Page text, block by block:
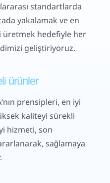
standartlarda
yakalamak ve en
hedefiyle her
geliştiriyoruz.
ürünler
prensipleri, en iyi
kaliteyi sürekli
hizmeti, son
sağlamaya